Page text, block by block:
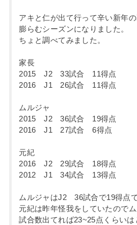
アキと仁が出て行って辛い新年
膨らむシーズンになりました。
ちょと調べてみました。
家長
2015 J2 33試合 11得点
2016 J1 26試合 11得点
ムルジャ
2015 J2 36試合 19得点
2016 J1 27試合 6得点
元紀
2016 J2 29試合 18得点
2012 J1 34試合 13得点
ムルジャはJ2 36試合で19得点で
元紀は昨年怪我をしていたので
試合数出てれば23~25点くらいは